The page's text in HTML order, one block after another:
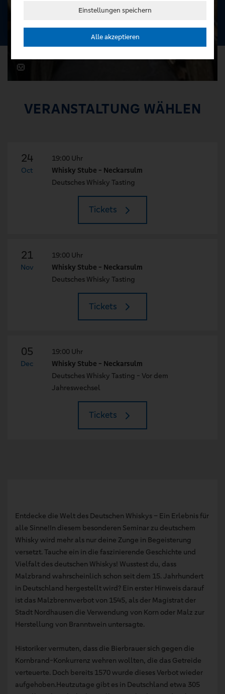
VERANSTALTUNG WÄHLEN
24
Oct
19:00 Uhr
Whisky Stube - Neckarsulm
Deutsches Whisky Tasting
Tickets
21
Nov
19:00 Uhr
Whisky Stube - Neckarsulm
Deutsches Whisky Tasting
Tickets
05
Dec
19:00 Uhr
Whisky Stube - Neckarsulm
Deutsches Whisky Tasting - Vor dem
Jahreswechsel
Tickets
Entdecke die Welt des Deutschen Whiskys – Ein Erlebnis für
alle Sinne!In diesem besonderen Seminar zu deutschem
Whisky wird mehr als nur deine Zunge in Begeisterung
versetzt. Tauche ein in die faszinierende Geschichte und
Vielfalt des deutschen Whiskys! Wusstest du, dass
Malzbrand wahrscheinlich schon seit dem 15. Jahrhundert
in Deutschland hergestellt wird? Ein erster Hinweis darauf
ist das Malzbrennverbot von 1545, als der Magistrat der
Stadt Nordhausen die Verwendung von Korn oder Malz zur
Herstellung von Branntwein untersagte.
Historiker vermuten, dass die Bierbrauer sich gegen die
Kornbrand-Konkurrenz wehren wollten, die das Getreide
verteuerte. Doch bereits 1570 wurde dieses Verbot wieder
aufgehoben.Heutzutage gibt es in Deutschland etwa 305
Einstellungen speichern
Alle akzeptieren